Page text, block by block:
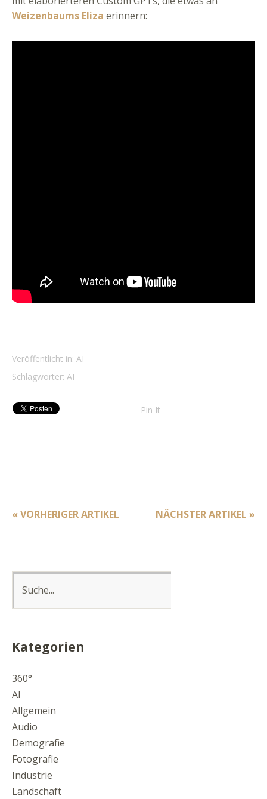
Weizenbaums Eliza erinnern:
Veröffentlicht in: AI
Schlagwörter: AI
Pin It
NÄCHSTER ARTIKEL »
« VORHERIGER ARTIKEL
Kategorien
360°
AI
Allgemein
Audio
Demografie
Fotografie
Industrie
Landschaft